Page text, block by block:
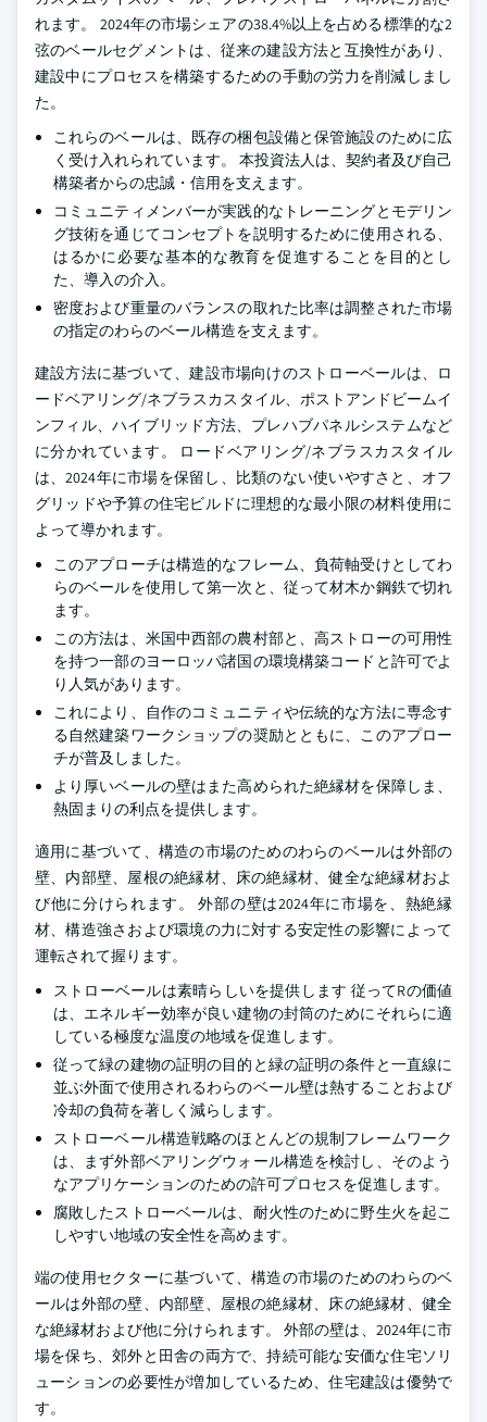
れます。 2024年の市場シェアの38.4%以上を占める標準的な2
弦のベールセグメントは、従来の建設方法と互換性があり、
建設中にプロセスを構築するための手動の労力を削減しまし
た。
これらのベールは、既存の梱包設備と保管施設のために広
く受け入れられています。 本投資法人は、契約者及び自己
構築者からの忠誠・信用を支えます。
コミュニティメンバーが実践的なトレーニングとモデリン
グ技術を通じてコンセプトを説明するために使用される、
はるかに必要な基本的な教育を促進することを目的とし
た、導入の介入。
密度および重量のバランスの取れた比率は調整された市場
の指定のわらのベール構造を支えます。
建設方法に基づいて、建設市場向けのストローベールは、ロ
ードベアリング/ネブラスカスタイル、ポストアンドビームイ
ンフィル、ハイブリッド方法、プレハブパネルシステムなど
に分かれています。 ロードベアリング/ネブラスカスタイル
は、2024年に市場を保留し、比類のない使いやすさと、オフ
グリッドや予算の住宅ビルドに理想的な最小限の材料使用に
よって導かれます。
このアプローチは構造的なフレーム、負荷軸受けとしてわ
らのベールを使用して第一次と、従って材木か鋼鉄で切れ
ます。
この方法は、米国中西部の農村部と、高ストローの可用性
を持つ一部のヨーロッパ諸国の環境構築コードと許可でよ
り人気があります。
これにより、自作のコミュニティや伝統的な方法に専念す
る自然建築ワークショップの奨励とともに、このアプロー
チが普及しました。
より厚いベールの壁はまた高められた絶縁材を保障しま、
熱固まりの利点を提供します。
適用に基づいて、構造の市場のためのわらのベールは外部の
壁、内部壁、屋根の絶縁材、床の絶縁材、健全な絶縁材およ
び他に分けられます。 外部の壁は2024年に市場を、熱絶縁
材、構造強さおよび環境の力に対する安定性の影響によって
運転されて握ります。
ストローベールは素晴らしいを提供します 従ってRの価値
は、エネルギー効率が良い建物の封筒のためにそれらに適
している極度な温度の地域を促進します。
従って緑の建物の証明の目的と緑の証明の条件と一直線に
並ぶ外面で使用されるわらのベール壁は熱することおよび
冷却の負荷を著しく減らします。
ストローベール構造戦略のほとんどの規制フレームワーク
は、まず外部ベアリングウォール構造を検討し、そのよう
なアプリケーションのための許可プロセスを促進します。
腐敗したストローベールは、耐火性のために野生火を起こ
しやすい地域の安全性を高めます。
端の使用セクターに基づいて、構造の市場のためのわらのベ
ールは外部の壁、内部壁、屋根の絶縁材、床の絶縁材、健全
な絶縁材および他に分けられます。 外部の壁は、2024年に市
場を保ち、郊外と田舎の両方で、持続可能な安価な住宅ソリ
ューションの必要性が増加しているため、住宅建設は優勢で
す。